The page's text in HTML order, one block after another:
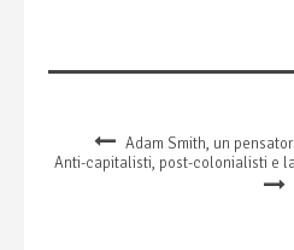
Adam Smith, un
Anti-capitalisti, post-colonialisti e